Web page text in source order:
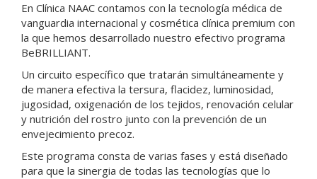
En Clínica NAAC contamos con la tecnología médica de
vanguardia internacional y cosmética clínica premium con
la que hemos desarrollado nuestro efectivo programa
BeBRILLIANT.
Un circuito específico que tratarán simultáneamente y
de manera efectiva la tersura, flacidez, luminosidad,
jugosidad, oxigenación de los tejidos, renovación celular
y nutrición del rostro junto con la prevención de un
envejecimiento precoz.
Este programa consta de varias fases y está diseñado
para que la sinergia de todas las tecnologías que lo